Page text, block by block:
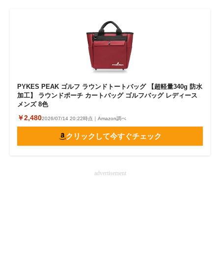
PYKES PEAK ゴルフ ラウンドトートバッグ 【超軽量340g 防水
加工】 ラウンドポーチ カートバッグ ゴルフバッグ レディース
メンズ 8色
￥2,4802026/07/14 20:22時点｜Amazon調べ
クリックして今すぐチェック
advertisement